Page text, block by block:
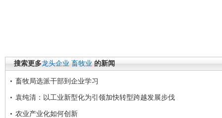
搜索更多龙头企业 畜牧业 的新闻
畜牧局选派干部到企业学习
袁纯清：以工业新型化为引领加快转型跨越发展步伐
农业产业化如何创新